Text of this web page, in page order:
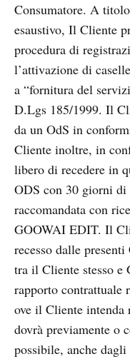
Consumatore. A
esaustivo, Il Cliente
procedura di
l’attivazione di
a “fornitura del
D.Lgs 185/1999. Il
da un OdS in
Cliente inoltre, in
libero di recedere in
ODS con 30 giorni di
raccomandata con
GOOWAI EDIT. Il
recesso dalle
tra il Cliente stesso e
rapporto contrattuale
ove il Cliente intenda
dovrà previamente o
possibile, anche